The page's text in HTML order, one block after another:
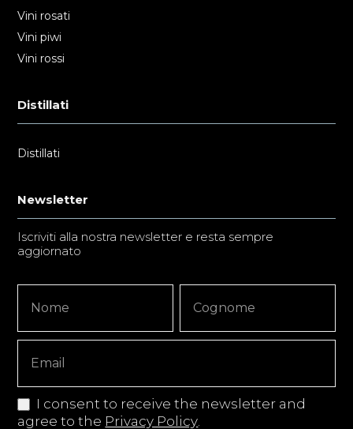
Vini rosati
Vini piwi
Vini rossi
Distillati
Distillati
Newsletter
Iscriviti alla nostra newsletter e resta sempre
aggiornato
Signup
Copy
I consent to receive the newsletter and
agree to the Privacy Policy